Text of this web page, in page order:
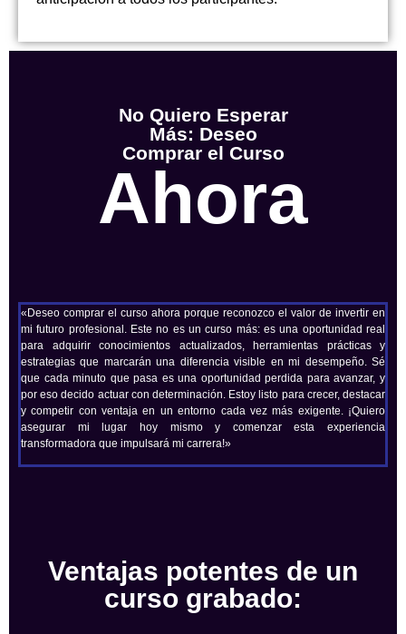
No Quiero Esperar
Más: Deseo
Comprar el Curso
Ahora
«Deseo comprar el curso ahora porque reconozco el valor de invertir en
mi futuro profesional. Este no es un curso más: es una oportunidad real
para adquirir conocimientos actualizados, herramientas prácticas y
estrategias que marcarán una diferencia visible en mi desempeño. Sé
que cada minuto que pasa es una oportunidad perdida para avanzar, y
por eso decido actuar con determinación. Estoy listo para crecer, destacar
y competir con ventaja en un entorno cada vez más exigente. ¡Quiero
asegurar mi lugar hoy mismo y comenzar esta experiencia
transformadora que impulsará mi carrera!»
Ventajas potentes de un
curso grabado: